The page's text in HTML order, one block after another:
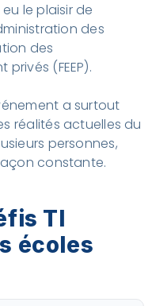
le plaisir de
des
des
(FEEP).
a surtout
réalités actuelles du
personnes,
constante.
TI
écoles